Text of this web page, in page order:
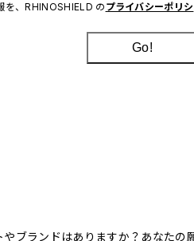
を、RHINOSHIELD の プライバシーポリシ
Go!
ブランドはありますか？あなたの